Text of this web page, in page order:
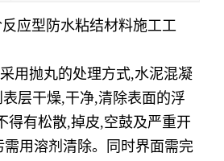
应型防水粘结材料施工工
用抛丸的处理方式,水泥混凝
层干燥,干净,清除表面的浮
得有松散,掉皮,空鼓及严重开
需用溶剂清除。同时界面需完